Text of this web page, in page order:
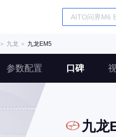
＞ 九龙 ＞ 九龙EM5
参数配置 口碑
九龙